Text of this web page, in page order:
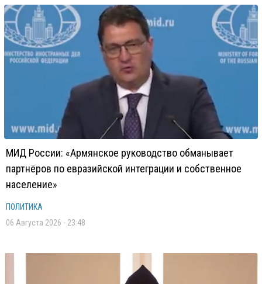
МИД России: «Армянское руководство обманывает
партнёров по евразийской интеграции и собственное
население»
ПОЛИТИКА
06 Августа 2026 - 23:48